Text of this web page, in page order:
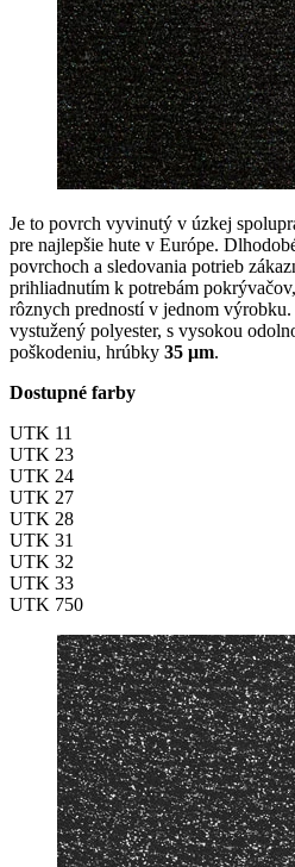
Je to povrch vyvinutý v úzkej
pre najlepšie hute v Európe.
povrchoch a sledovania potrieb
prihliadnutím k potrebám
rôznych predností v jednom výrobku.
vystužený polyester, s vysokou
poškodeniu, hrúbky 35 μm.
Dostupné farby
UTK 11
UTK 23
UTK 24
UTK 27
UTK 28
UTK 31
UTK 32
UTK 33
UTK 750